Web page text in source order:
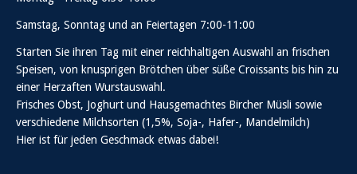
Samstag, Sonntag und an Feiertagen 7:00-11:00
Starten Sie ihren Tag mit einer reichhaltigen Auswahl an frischen
Speisen, von knusprigen Brötchen über süße Croissants bis hin zu
einer Herzaften Wurstauswahl.
Frisches Obst, Joghurt und Hausgemachtes Bircher Müsli sowie
verschiedene Milchsorten (1,5%, Soja-, Hafer-, Mandelmilch)
Hier ist für jeden Geschmack etwas dabei!